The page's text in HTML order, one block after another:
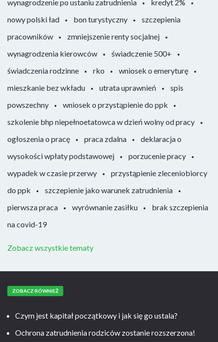
wynagrodzenie po ustaniu zatrudnienia
kredyt 2%
nowy polski ład
bon turystyczny
szczepienia
pracowników
zmniejszenie renty socjalnej
wynagrodzenia kierowców
świadczenie 500+
świadczenia rodzinne
rko
wniosek o emeryturę
mieszkanie bez wkładu
utrata uprawnień
spis
powszechny
wniosek o przystąpienie do ppk
szkolenie bhp niepełnoetatowca w dzień wolny od pracy
ogłoszenia o pracę
praca zdalna
deklaracja o
wysokości wpłaty podstawowej
porzucenie pracy
wypadek w czasie przerwy
przystąpienie zleceniobiorcy
do ppk
szczepienie jako warunek zatrudnienia
pierwsza praca
wyrównanie zasiłku
brak szczepienia
na covid-19
Zobacz wszystkie tematy
ZOBACZ RÓWNIEŻ
Czym jest kapitał początkowy i jak się go ustala?
Ochrona zatrudnienia rodziców zostanie rozszerzona!